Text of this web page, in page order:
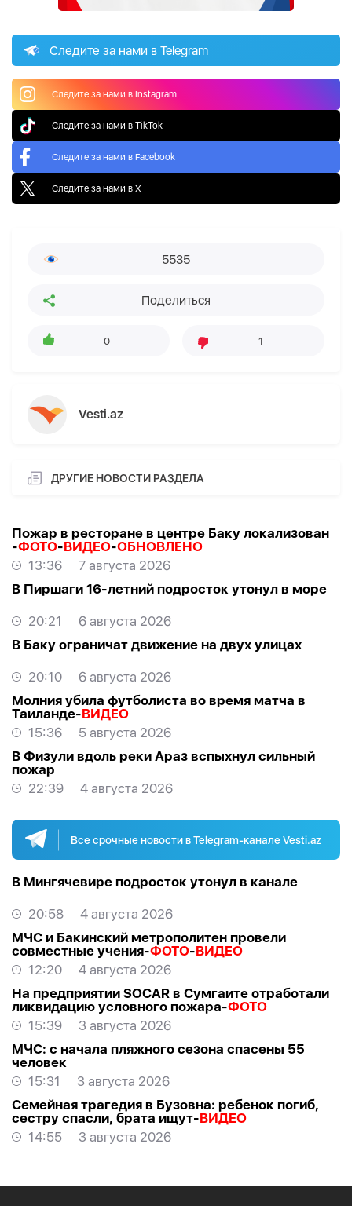
Следите за нами в Telegram
Следите за нами в Instagram
Следите за нами в TikTok
Следите за нами в Facebook
Следите за нами в X
5535
Поделиться
0 1
Vesti.az
ДРУГИЕ НОВОСТИ РАЗДЕЛА
Пожар в ресторане в центре Баку локализован
-ФОТО-ВИДЕО-ОБНОВЛЕНО
13:36
7 августа 2026
В Пиршаги 16-летний подросток утонул в море
20:21
6 августа 2026
В Баку ограничат движение на двух улицах
20:10
6 августа 2026
Молния убила футболиста во время матча в
Таиланде-ВИДЕО
15:36
5 августа 2026
В Физули вдоль реки Араз вспыхнул сильный
пожар
22:39
4 августа 2026
Все срочные новости в Telegram-канале Vesti.az
В Мингячевире подросток утонул в канале
20:58
4 августа 2026
МЧС и Бакинский метрополитен провели
совместные учения-ФОТО-ВИДЕО
12:20
4 августа 2026
На предприятии SOCAR в Сумгаите отработали
ликвидацию условного пожара-ФОТО
15:39
3 августа 2026
МЧС: с начала пляжного сезона спасены 55
человек
15:31
3 августа 2026
Семейная трагедия в Бузовна: ребенок погиб,
сестру спасли, брата ищут-ВИДЕО
14:55
3 августа 2026